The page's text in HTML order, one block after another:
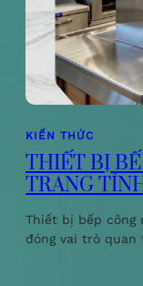
KIẾN THỨC
THIẾT BỊ
TRANG
Thiết bị bếp công
đóng vai trò